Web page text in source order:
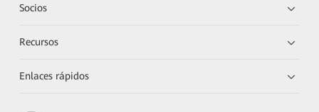
Socios
Recursos
Enlaces rápidos